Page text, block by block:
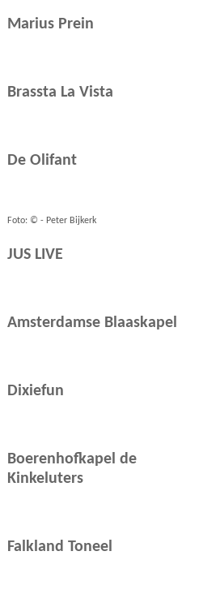
Marius Prein
Brassta La Vista
De Olifant
Foto: © - Peter Bijkerk
JUS LIVE
Amsterdamse Blaaskapel
Dixiefun
Boerenhofkapel de
Kinkeluters
Falkland Toneel